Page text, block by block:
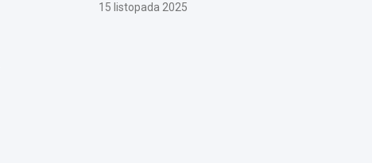
15 listopada 2025